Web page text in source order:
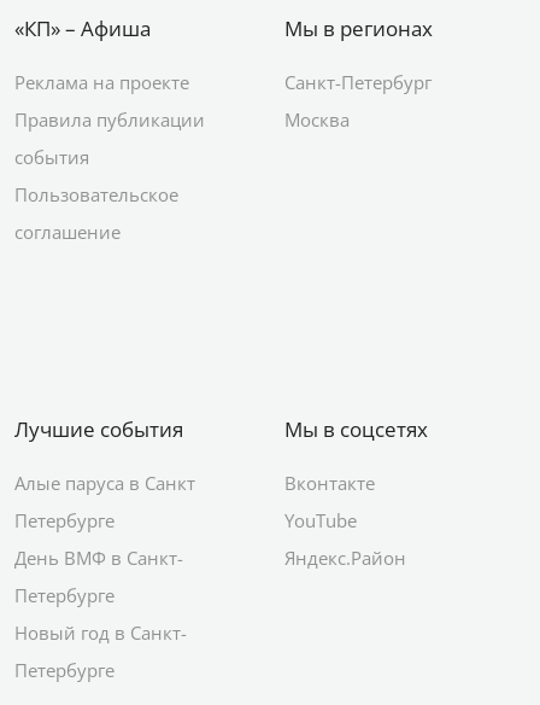
«КП» – Афиша
Реклама на проекте
Правила публикации
события
Пользовательское
соглашение
Мы в регионах
Санкт-Петербург
Москва
Лучшие события
Алые паруса в Санкт
Петербурге
День ВМФ в Санкт-
Петербурге
Новый год в Санкт-
Петербурге
Мы в соцсетях
Вконтакте
YouTube
Яндекс.Район